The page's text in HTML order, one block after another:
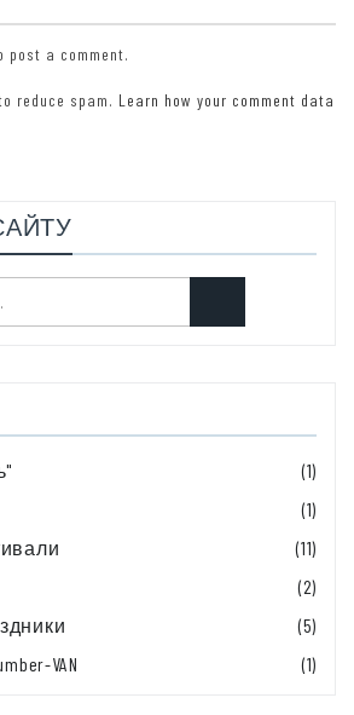
post a comment.
reduce spam. Learn how your comment data
(1)
(1)
(11)
(2)
(5)
VAN
(1)